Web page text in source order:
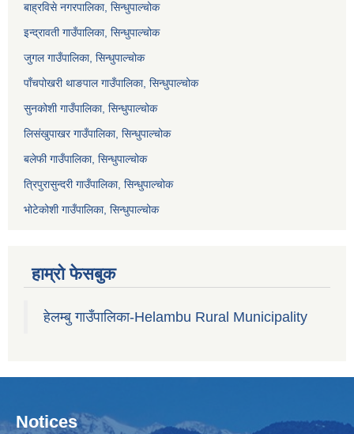
बाह्रविसे नगरपालिका, सिन्धुपाल्चोक
इन्द्रावती गाउँपालिका, सिन्धुपाल्चोक
जुगल गाउँपालिका, सिन्धुपाल्चोक
पाँचपोखरी थाङपाल गाउँपालिका, सिन्धुपाल्चोक
सुनकोशी गाउँपालिका, सिन्धुपाल्चोक
लिसंखुपाखर गाउँपालिका, सिन्धुपाल्चोक
बलेफी गाउँपालिका, सिन्धुपाल्चोक
त्रिपुरासुन्दरी गाउँपालिका, सिन्धुपाल्चोक
भोटेकोशी गाउँपालिका, सिन्धुपाल्चोक
हाम्रो फेसबुक
हेलम्बु गाउँपालिका-Helambu Rural Municipality
Notices